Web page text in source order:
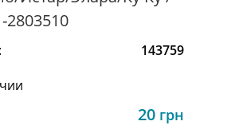
2803510
143759
20 грн